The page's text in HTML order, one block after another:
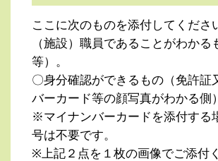
ここに次のものを添付してくださ
（施設）職員であることがわかる
等）。
〇身分確認ができるもの（免許証
バーカード等の顔写真がわかる側）
※マイナンバーカードを添付する
号は不要です。
※上記２点を１枚の画像でご添付